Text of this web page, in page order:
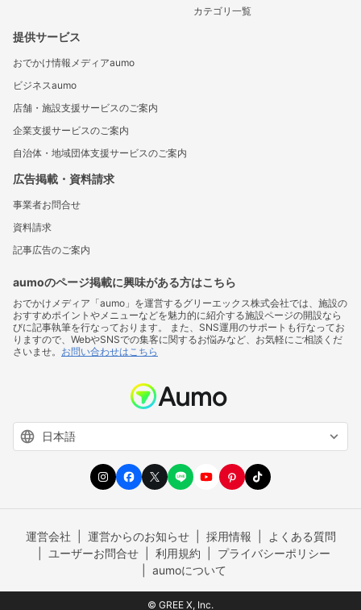
カテゴリ一覧
提供サービス
おでかけ情報メディアaumo
ビジネスaumo
店舗・施設支援サービスのご案内
企業支援サービスのご案内
自治体・地域団体支援サービスのご案内
広告掲載・資料請求
事業者お問合せ
資料請求
記事広告のご案内
aumoのページ掲載に興味がある方はこちら
おでかけメディア「aumo」を運営するグリーエックス株式会社では、施設の
おすすめポイントやメニューなどを魅力的に紹介する施設ページの開設なら
びに記事執筆を行なっております。 また、SNS運用のサポートも行なってお
りますので、WebやSNSでの集客に関するお悩みなど、お気軽にご相談くだ
さいませ。 お問い合わせはこちら
運営会社 運営からのお知らせ 採用情報
よくある質問
ユーザーお問合せ
利用規約
プライバシーポリシー
aumoについて
© GREE X, Inc.